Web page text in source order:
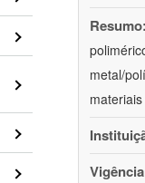
Resumo:
metal/